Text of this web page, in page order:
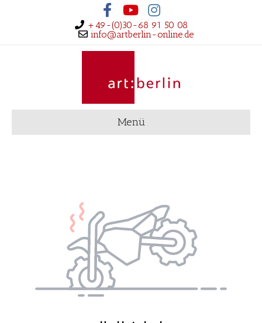
Facebook Youtube Instagram
+49-(0)30-68 91 50 08
info@artberlin-online.de
Menü